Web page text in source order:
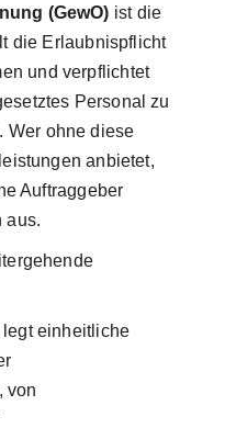
(GewO) ist die
die Erlaubnispflicht
und verpflichtet
Personal zu
Wer ohne diese
anbietet,
Auftraggeber
aus.
einheitliche
von